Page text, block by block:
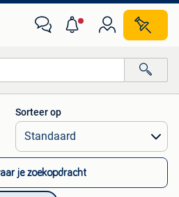
Sorteer op
je zoekopdracht